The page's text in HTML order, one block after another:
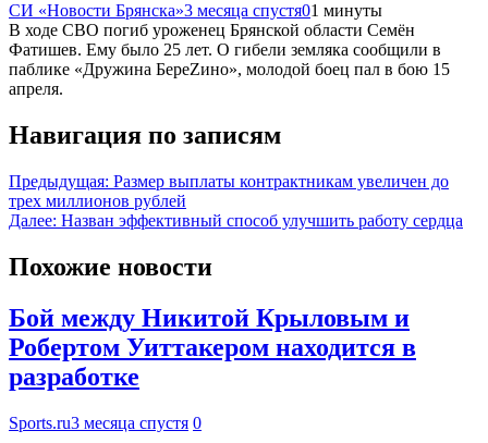
СИ «Новости Брянска»3 месяца спустя01 минуты
В ходе СВО погиб уроженец Брянской области Семён
Фатишев. Ему было 25 лет. О гибели земляка сообщили в
паблике «Дружина БереZино», молодой боец пал в бою 15
апреля.
Навигация по записям
Предыдущая: Размер выплаты контрактникам увеличен до
трех миллионов рублей
Далее: Назван эффективный способ улучшить работу сердца
Похожие новости
Бой между Никитой Крыловым и
Робертом Уиттакером находится в
разработке
Sports.ru3 месяца спустя 0